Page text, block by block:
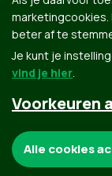
Contact
beter af te
Je kunt je
vind je hier.
Voorkeuren
Alle cookies